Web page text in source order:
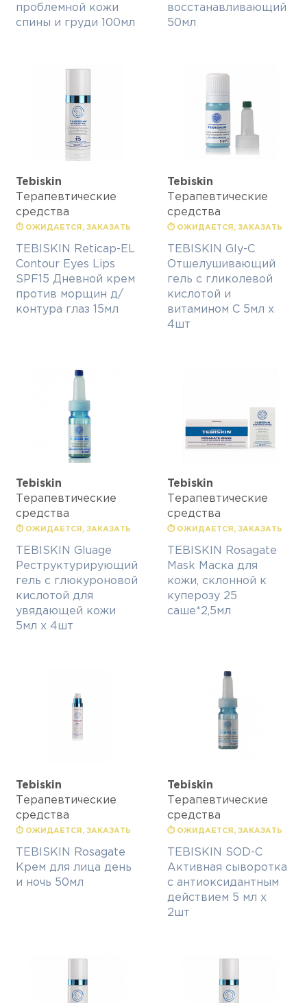
проблемной кожи
спины и груди 100мл
восстанавливающий
50мл
Tebiskin
Терапевтические
средства
⏱ ОЖИДАЕТСЯ, ЗАКАЗАТЬ
TEBISKIN Reticap-EL
Contour Eyes Lips
SPF15 Дневной крем
против морщин д/
контура глаз 15мл
Tebiskin
Терапевтические
средства
⏱ ОЖИДАЕТСЯ, ЗАКАЗАТЬ
TEBISKIN Gly-C
Отшелушивающий
гель с гликолевой
кислотой и
витамином С 5мл х
4шт
Tebiskin
Терапевтические
средства
⏱ ОЖИДАЕТСЯ, ЗАКАЗАТЬ
TEBISKIN Gluage
Реструктурирующий
гель с глюкуроновой
кислотой для
увядающей кожи
5мл х 4шт
Tebiskin
Терапевтические
средства
⏱ ОЖИДАЕТСЯ, ЗАКАЗАТЬ
TEBISKIN Rosagate
Mask Маска для
кожи, склонной к
куперозу 25
саше*2,5мл
Tebiskin
Терапевтические
средства
⏱ ОЖИДАЕТСЯ, ЗАКАЗАТЬ
TEBISKIN Rosagate
Крем для лица день
и ночь 50мл
Tebiskin
Терапевтические
средства
⏱ ОЖИДАЕТСЯ, ЗАКАЗАТЬ
TEBISKIN SOD-C
Активная сыворотка
с антиоксидантным
действием 5 мл x
2шт